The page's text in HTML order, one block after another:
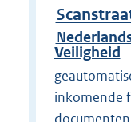
Veiligheid
inkomende